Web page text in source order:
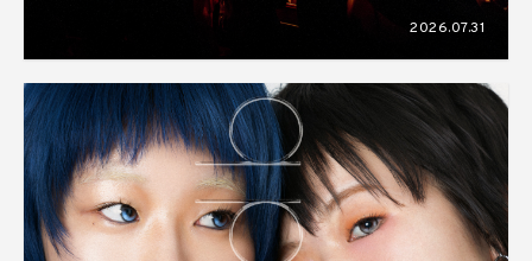
岡、仙台、横浜の4都市で開催へ
2026.07.31